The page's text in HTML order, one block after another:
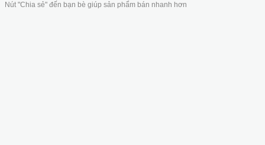
Nút "Chia sẻ" đến bạn bè giúp sản phẩm bán nhanh hơn